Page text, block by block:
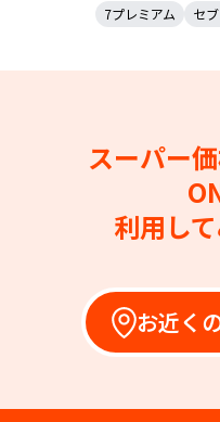
7プレミアム セ
スーパー
利用し
お近く